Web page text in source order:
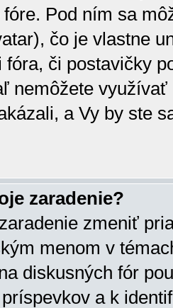
Pod ním sa
čo je vlastne
fóra, či postavičky
nemôžete
a Vy by ste
zaradenie?
zmeniť
menom v
diskusných fór
a k